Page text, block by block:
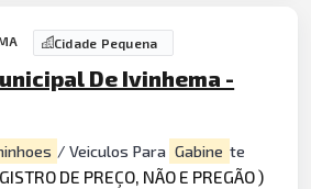
Cidade Pequena
De Ivinhema -
/ Veiculos Para Gabine te
DE PREÇO, NÃO E PREGÃO )